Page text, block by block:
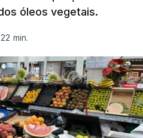
óleos vegetais.
22 min.